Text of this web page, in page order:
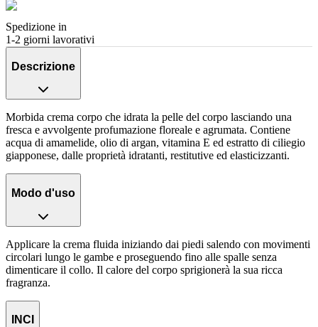
Spedizione in
1-2 giorni lavorativi
Descrizione
Morbida crema corpo che idrata la pelle del corpo lasciando una
fresca e avvolgente profumazione floreale e agrumata. Contiene
acqua di amamelide, olio di argan, vitamina E ed estratto di ciliegio
giapponese, dalle proprietà idratanti, restitutive ed elasticizzanti.
Modo d'uso
Applicare la crema fluida iniziando dai piedi salendo con movimenti
circolari lungo le gambe e proseguendo fino alle spalle senza
dimenticare il collo. Il calore del corpo sprigionerà la sua ricca
fragranza.
INCI